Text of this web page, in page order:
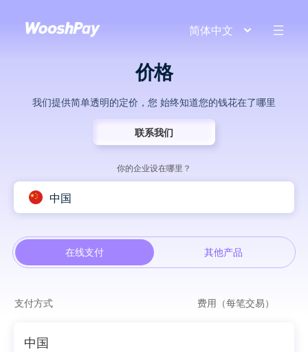
简体中文
价格
我们提供简单透明的定价，您 始终知道您的钱花在了哪里
联系我们
你的企业设在哪里？
中国
在线支付 其他产品
支付方式 费用（每笔交易）
中国